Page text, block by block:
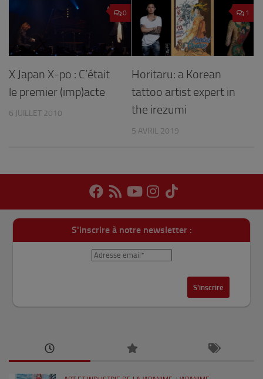
0
X Japan X-po : C’était
le premier (imp)acte
6 JUILLET 2010
1
Horitaru: a Korean
tattoo artist expert in
the irezumi
5 AVRIL 2019
S'inscrire à notre newsletter :